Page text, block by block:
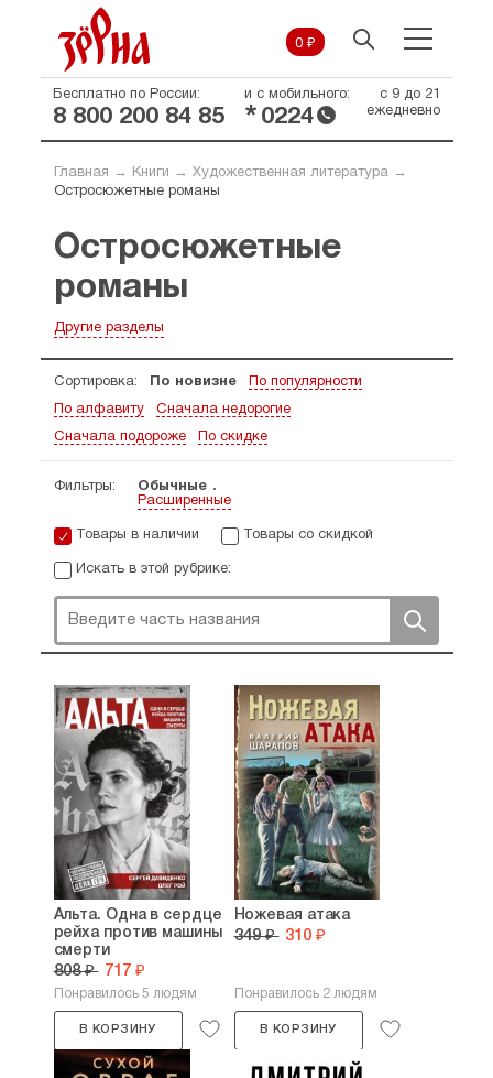
0 ₽
Бесплатно по России:
8 800 200 84 85
и с мобильного:
* 0224
с 9 до 21
ежедневно
Главная → Книги → Художественная литература→
Остросюжетные романы
Остросюжетные
романы
Другие разделы
Сортировка: По новизне По популярности
По алфавиту Сначала недорогие
Сначала подороже По скидке
Фильтры:
Обычные
Расширенные
Товары в наличии Товары со скидкой
Искать в этой рубрике:
Альта. Одна в сердце
рейха против машины
смерти
808 ₽ 717 ₽
Понравилось 5 людям
В КОРЗИНУ
Ножевая атака
349 ₽ 310 ₽
Понравилось 2 людям
В КОРЗИНУ